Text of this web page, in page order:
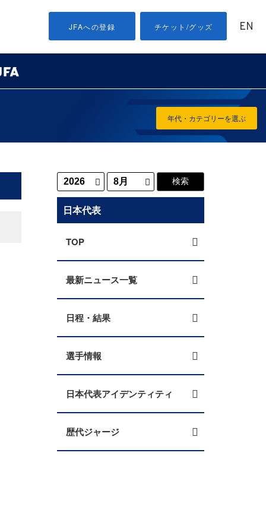
JFAへの登録 チケット/グッズ EN
年代・カテゴリーを選ぶ
日本代表
TOP
最新ニュース一覧
日程・結果
選手情報
日本代表アイデンティティ
歴代ジャージ